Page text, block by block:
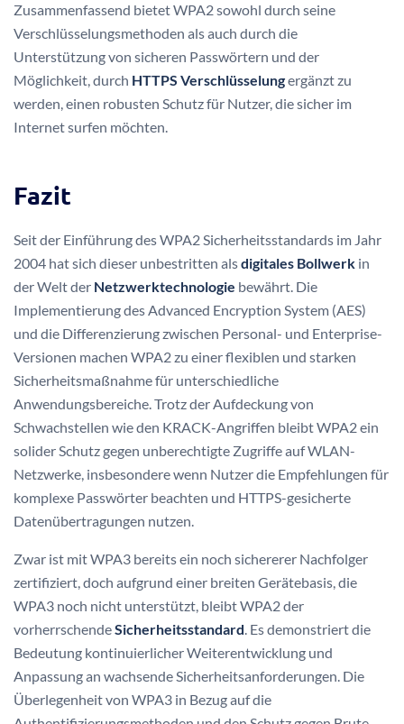
Zusammenfassend bietet WPA2 sowohl durch seine
Verschlüsselungsmethoden als auch durch die
Unterstützung von sicheren Passwörtern und der
Möglichkeit, durch HTTPS Verschlüsselungergänzt zu
werden, einen robusten Schutz für Nutzer, die sicher im
Internet surfen möchten.
Fazit
Seit der Einführung des WPA2 Sicherheitsstandards im Jahr
2004 hat sich dieser unbestritten alsdigitales Bollwerk in
der Welt der Netzwerktechnologie bewährt. Die
Implementierung des Advanced Encryption System (AES)
und die Differenzierung zwischen Personal- und Enterprise-
Versionen machen WPA2 zu einer flexiblen und starken
Sicherheitsmaßnahme für unterschiedliche
Anwendungsbereiche. Trotz der Aufdeckung von
Schwachstellen wie den KRACK-Angriffen bleibt WPA2 ein
solider Schutz gegen unberechtigte Zugriffe auf WLAN-
Netzwerke, insbesondere wenn Nutzer die Empfehlungen für
komplexe Passwörter beachten und HTTPS-gesicherte
Datenübertragungen nutzen.
Zwar ist mit WPA3 bereits ein noch sichererer Nachfolger
zertifiziert, doch aufgrund einer breiten Gerätebasis, die
WPA3 noch nicht unterstützt, bleibt WPA2 der
vorherrschendeSicherheitsstandard. Es demonstriert die
Bedeutung kontinuierlicher Weiterentwicklung und
Anpassung an wachsende Sicherheitsanforderungen. Die
Überlegenheit von WPA3 in Bezug auf die